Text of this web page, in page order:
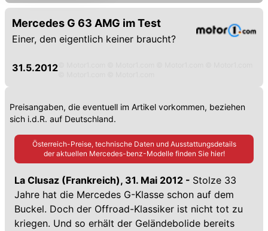
Mercedes G 63 AMG im Test
Einer, den eigentlich keiner braucht?
31.5.2012
Preisangaben, die eventuell im Artikel vorkommen, beziehen
sich i.d.R. auf Deutschland.
Österreich-Preise, technische Daten und Ausstattungsdetails
der aktuellen Mercedes-benz-Modelle finden Sie hier!
La Clusaz (Frankreich), 31. Mai 2012 - Stolze 33
Jahre hat die Mercedes G-Klasse schon auf dem
Buckel. Doch der Offroad-Klassiker ist nicht tot zu
kriegen. Und so erhält der Geländebolide bereits